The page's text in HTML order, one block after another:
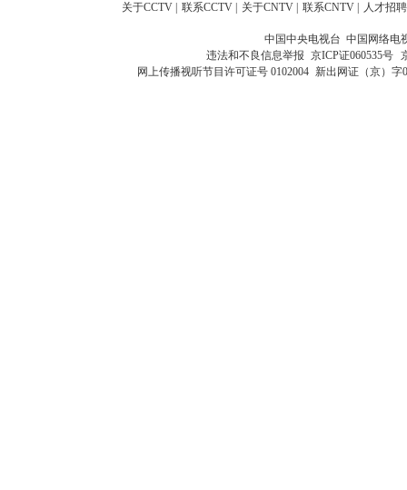
关于CCTV 联系CCTV 关于CNTV 联系CNTV 人才招聘
中国中央电视台 中国网络电
违法和不良信息举报 京ICP证060535号
网上传播视听节目许可证号 0102004 新出网证（京）